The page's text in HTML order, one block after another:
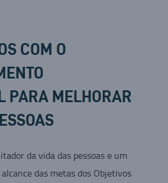
COM O
PARA MELHORAR
da vida das pessoas e um
das metas dos Objetivos